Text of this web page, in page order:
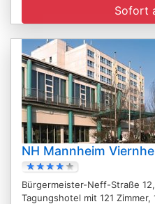
Sofort
NH Mannheim
Bürgermeister-Neff-Straße
Tagungshotel mit 121 Zimmer,